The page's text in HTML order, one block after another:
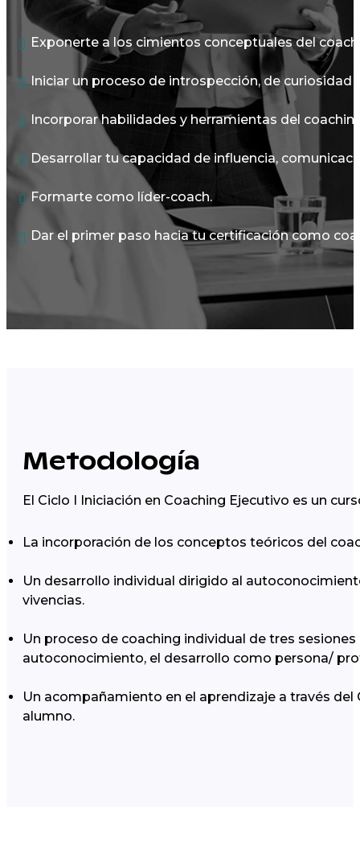
Exponerte a los cimientos conceptuales del
Iniciar un proceso de introspección, de curiosidad
Incorporar habilidades y herramientas del
Desarrollar tu capacidad de influencia,
Formarte como líder-coach.
Dar el primer paso hacia tu certificación como
Metodología
El Ciclo I Iniciación en Coaching Ejecutivo es un
La incorporación de los conceptos teóricos del
Un desarrollo individual dirigido al
vivencias.
Un proceso de coaching individual de tres
autoconocimiento, el desarrollo como persona/
Un acompañamiento en el aprendizaje a través
alumno.